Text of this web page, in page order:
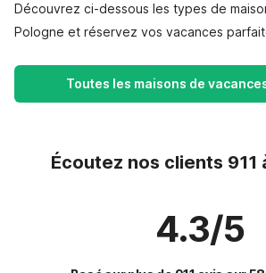
Découvrez ci-dessous les types de
Pologne et réservez vos vacances
Toutes les maisons de
Écoutez nos clients 911
4.3/5